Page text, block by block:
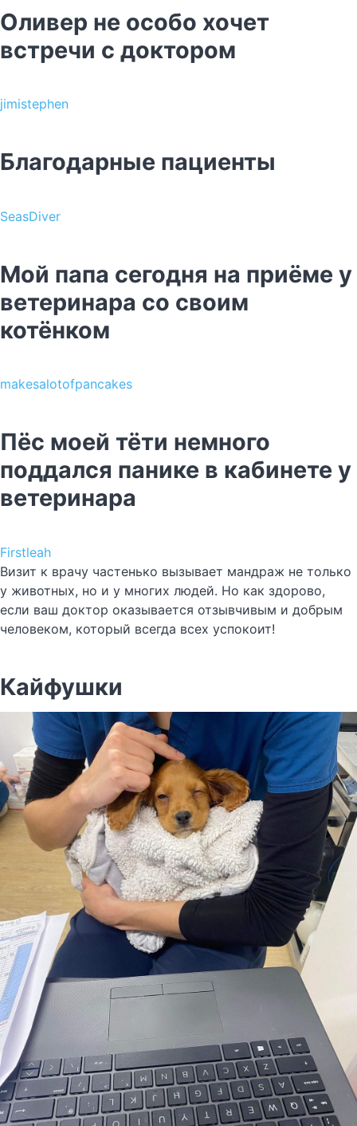
Оливер не особо хочет
встречи с доктором
jimistephen
Благодарные пациенты
SeasDiver
Мой папа сегодня на приёме у
ветеринара со своим
котёнком
makesalotofpancakes
Пёс моей тёти немного
поддался панике в кабинете у
ветеринара
Firstleah
Визит к врачу частенько вызывает мандраж не только
у животных, но и у многих людей. Но как здорово,
если ваш доктор оказывается отзывчивым и добрым
человеком, который всегда всех успокоит!
Кайфушки